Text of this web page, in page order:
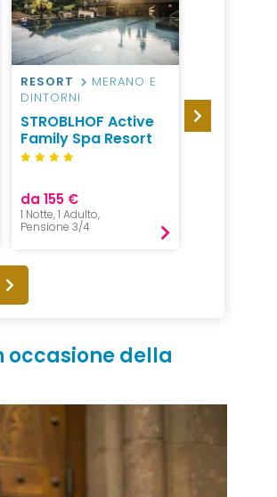
RESORT
MERANO E
DINTORNI
STROBLHOF Active
Family Spa Resort
da 155 €
1 Notte, 1 Adulto,
Pensione 3/4
DINTORNI
Hotel
(Schenna
occasione della